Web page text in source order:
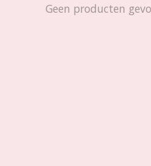
Geen producten